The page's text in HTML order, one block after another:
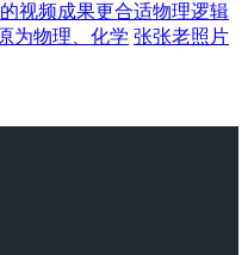
视频成果更合适物理逻辑
为物理、化学 张张老照片